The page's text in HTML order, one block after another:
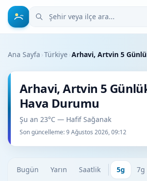
Şehir veya ilçe ara
Ana Sayfa ›Türkiye›Arhavi, Artvin 5
Arhavi, Artvin 5
Hava Durumu
Şu an 23°C — Hafif Sağanak
Son güncelleme:9 Ağustos 2026, 09:12
Bugün Yarın Saatlik 5g 7g